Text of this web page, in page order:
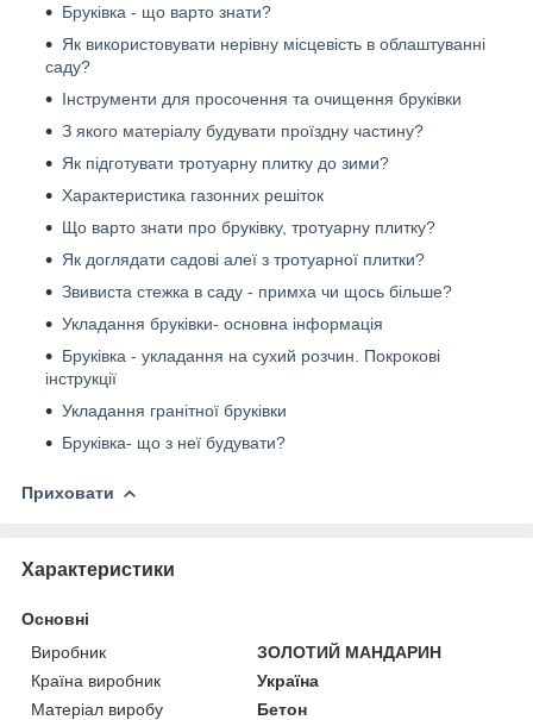
Бруківка - що варто знати?
Як використовувати нерівну місцевість в облаштуванні
саду?
Інструменти для просочення та очищення бруківки
З якого матеріалу будувати проїздну частину?
Як підготувати тротуарну плитку до зими?
Характеристика газонних решіток
Що варто знати про бруківку, тротуарну плитку?
Як доглядати садові алеї з тротуарної плитки?
Звивиста стежка в саду - примха чи щось більше?
Укладання бруківки- основна інформація
Бруківка - укладання на сухий розчин. Покрокові
інструкції
Укладання гранітної бруківки
Бруківка- що з неї будувати?
Приховати
Характеристики
Основні
Виробник
ЗОЛОТИЙ МАНДАРИН
Країна виробник
Україна
Матеріал виробу
Бетон